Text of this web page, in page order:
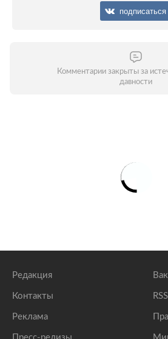
подписаться
Комментарии закрыты за
давности
Редакция
Контакты
Реклама
RSS